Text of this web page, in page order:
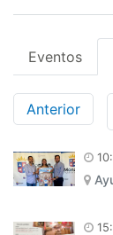
Eventos
Anterior